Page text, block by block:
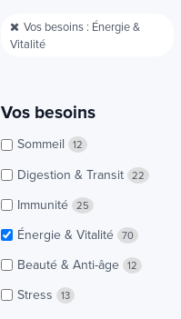
Vos besoins : Énergie &
Vitalité
Vos besoins
Sommeil 12
Digestion & Transit 22
Immunité 25
Énergie & Vitalité 70
Beauté & Anti-âge 12
Stress 13